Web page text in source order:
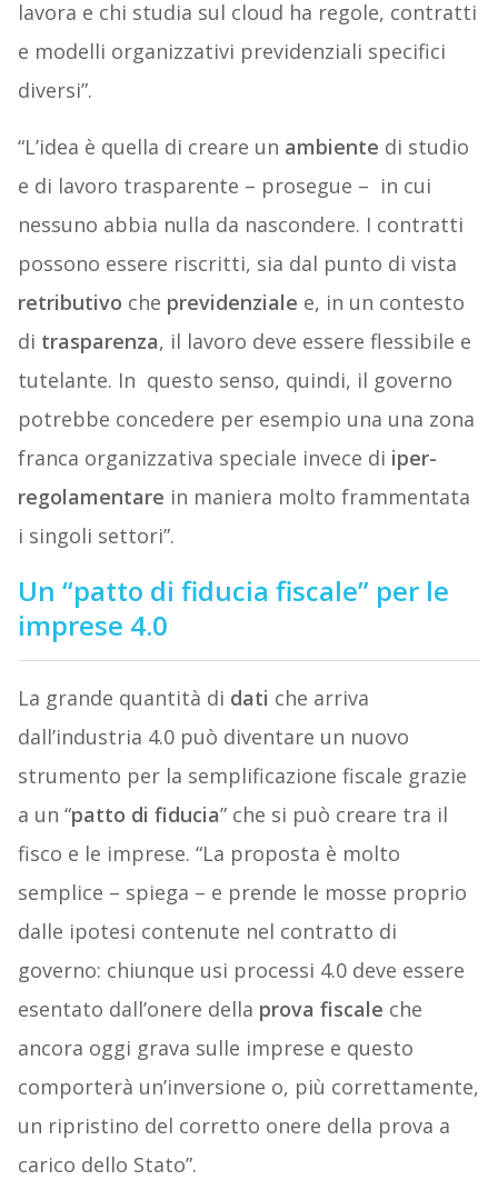
lavora e chi studia sul cloud ha regole, contratti
e modelli organizzativi previdenziali specifici
diversi”.
“L’idea è quella di creare un ambiente di studio
e di lavoro trasparente – prosegue – in cui
nessuno abbia nulla da nascondere. I contratti
possono essere riscritti, sia dal punto di vista
retributivo che previdenziale e, in un contesto
di trasparenza, il lavoro deve essere flessibile e
tutelante. In questo senso, quindi, il governo
potrebbe concedere per esempio una una zona
franca organizzativa speciale invece di iper-
regolamentare in maniera molto frammentata
i singoli settori”.
Un “patto di fiducia fiscale” per le
imprese 4.0
La grande quantità di dati che arriva
dall’industria 4.0 può diventare un nuovo
strumento per la semplificazione fiscale grazie
a un “patto di fiducia” che si può creare tra il
fisco e le imprese. “La proposta è molto
semplice – spiega – e prende le mosse proprio
dalle ipotesi contenute nel contratto di
governo: chiunque usi processi 4.0 deve essere
esentato dall’onere della prova fiscale che
ancora oggi grava sulle imprese e questo
comporterà un’inversione o, più correttamente,
un ripristino del corretto onere della prova a
carico dello Stato”.